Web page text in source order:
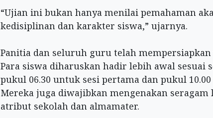
‎“Ujian ini bukan hanya menilai pemahaman
kedisiplinan dan karakter siswa,” ujarnya.
‎Panitia dan seluruh guru telah
Para siswa diharuskan hadir lebih awal sesuai
pukul 06.30 untuk sesi pertama dan pukul
Mereka juga diwajibkan mengenakan seragam
atribut sekolah dan almamater.